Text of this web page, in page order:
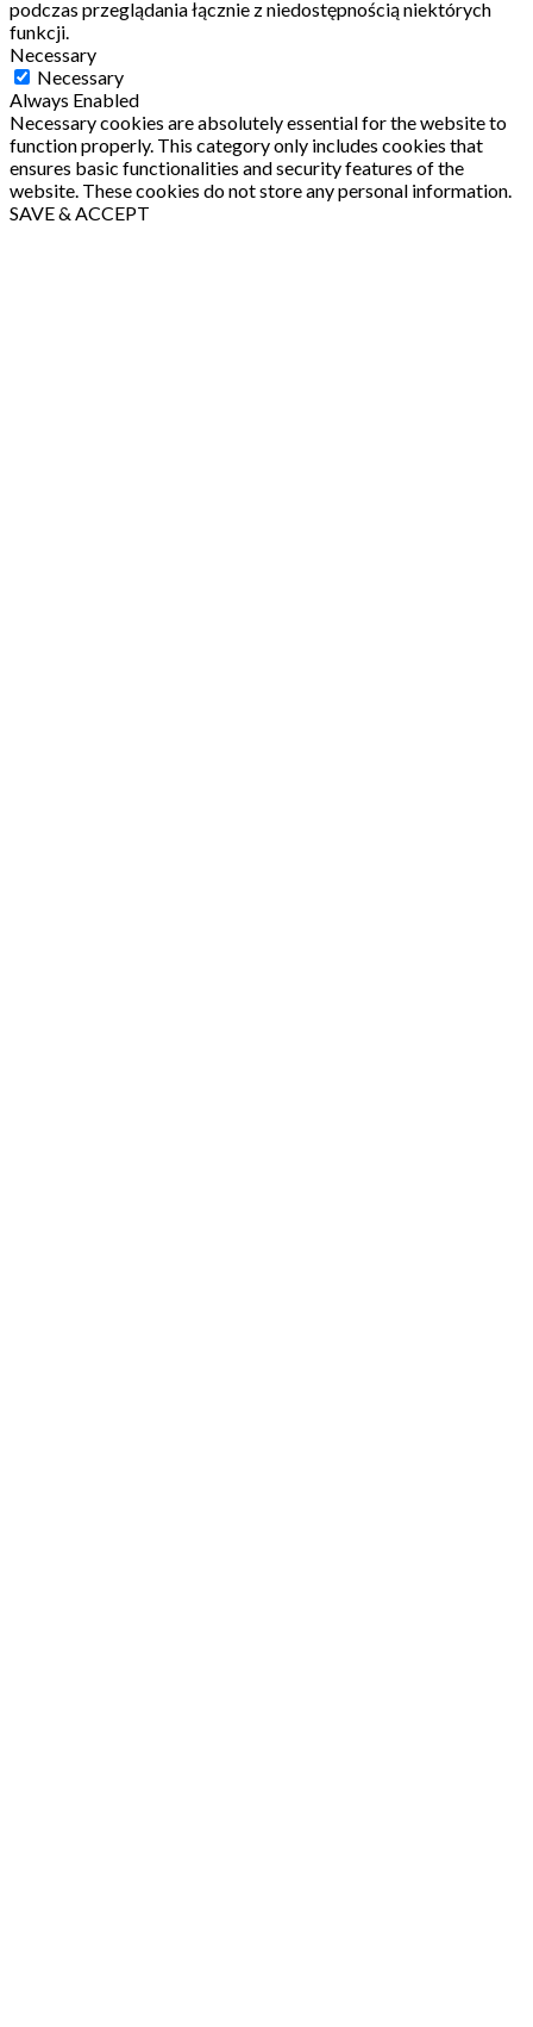
podczas przeglądania łącznie z niedostępnością niektórych
funkcji.
Necessary
Necessary
Always Enabled
Necessary cookies are absolutely essential for the website to
function properly. This category only includes cookies that
ensures basic functionalities and security features of the
website. These cookies do not store any personal information.
SAVE & ACCEPT